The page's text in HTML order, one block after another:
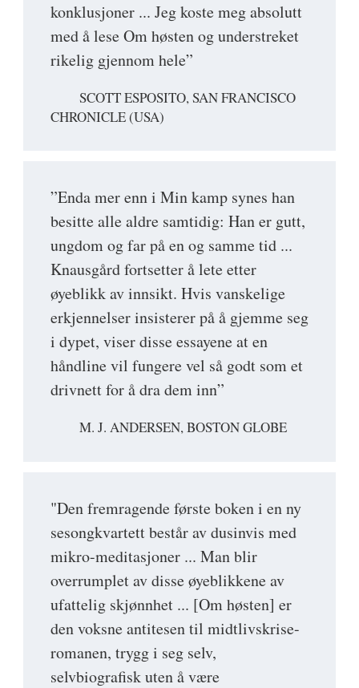
konklusjoner ... Jeg koste meg absolutt
med å lese Om høsten og understreket
rikelig gjennom hele”
SCOTT ESPOSITO, SAN FRANCISCO
CHRONICLE (USA)
”Enda mer enn i Min kamp synes han
besitte alle aldre samtidig: Han er gutt,
ungdom og far på en og samme tid ...
Knausgård fortsetter å lete etter
øyeblikk av innsikt. Hvis vanskelige
erkjennelser insisterer på å gjemme seg
i dypet, viser disse essayene at en
håndline vil fungere vel så godt som et
drivnett for å dra dem inn”
M. J. ANDERSEN, BOSTON GLOBE
"Den fremragende første boken i en ny
sesongkvartett består av dusinvis med
mikro-meditasjoner ... Man blir
overrumplet av disse øyeblikkene av
ufattelig skjønnhet ... [Om høsten] er
den voksne antitesen til midtlivskrise-
romanen, trygg i seg selv,
selvbiografisk uten å være